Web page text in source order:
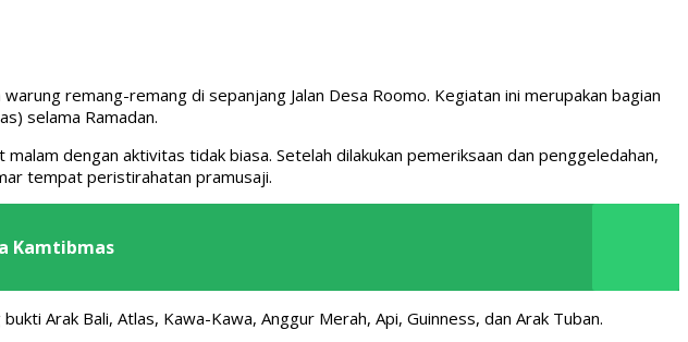
remang-remang di sepanjang Jalan Desa Roomo. Kegiatan ini merupakan bagian
selama Ramadan.
dengan aktivitas tidak biasa. Setelah dilakukan pemeriksaan dan penggeledahan,
tempat peristirahatan pramusaji.
Kamtibmas
Arak Bali, Atlas, Kawa-Kawa, Anggur Merah, Api, Guinness, dan Arak Tuban.